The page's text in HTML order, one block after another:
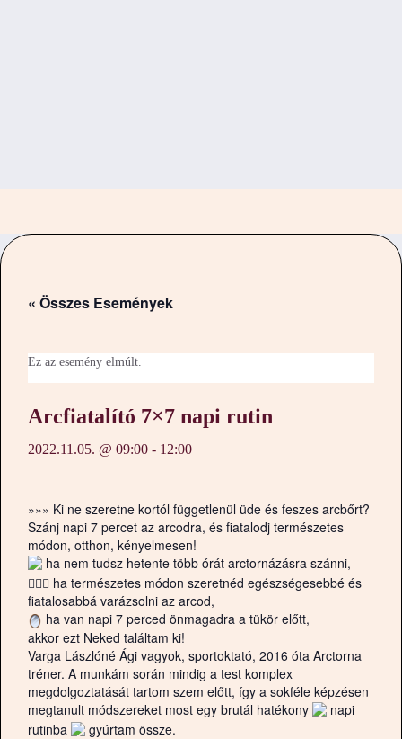
« Összes Események
Ez az esemény elmúlt.
Arcfiatalító 7×7 napi rutin
2022.11.05. @ 09:00 - 12:00
»»» Ki ne szeretne kortól függetlenül üde és feszes arcbőrt?
Szánj napi 7 percet az arcodra, és fiatalodj természetes
módon, otthon, kényelmesen!
ha nem tudsz hetente több órát arctornázásra szánni,
🙋🏻‍♀‍ ha természetes módon szeretnéd egészségesebbé és
fiatalosabbá varázsolni az arcod,
ha van napi 7 perced önmagadra a tükör előtt,
akkor ezt Neked találtam ki!
Varga Lászlóné Ági vagyok, sportoktató, 2016 óta Arctorna
tréner. A munkám során mindig a test komplex
megdolgoztatását tartom szem előtt, így a sokféle képzésen
megtanult módszereket most egy brutál hatékony
napi
rutinba
gyúrtam össze.